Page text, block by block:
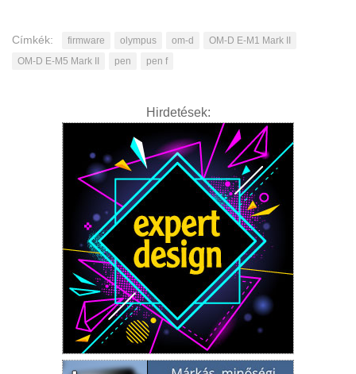
Címkék: firmware olympus om-d
OM-D E-M1 Mark II
OM-D E-M5 Mark II
pen pen f
Hirdetések: